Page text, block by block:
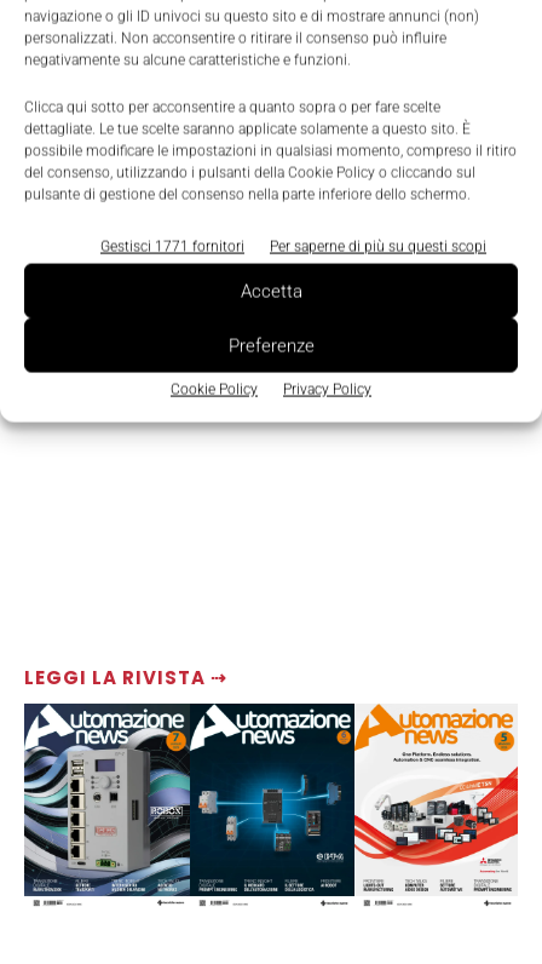
navigazione o gli ID univoci su questo sito e di mostrare annunci (non)
personalizzati. Non acconsentire o ritirare il consenso può influire
negativamente su alcune caratteristiche e funzioni.
Clicca qui sotto per acconsentire a quanto sopra o per fare scelte
dettagliate. Le tue scelte saranno applicate solamente a questo sito. È
possibile modificare le impostazioni in qualsiasi momento, compreso il ritiro
del consenso, utilizzando i pulsanti della Cookie Policy o cliccando sul
pulsante di gestione del consenso nella parte inferiore dello schermo.
Gestisci 1771 fornitori Per saperne di più su questi scopi
Accetta
Preferenze
Cookie Policy Privacy Policy
LEGGI LA RIVISTA ⇢
"Agomir acquisisce ISI"
il manifatturiero"
TAGS Agomir G.R. Informatica